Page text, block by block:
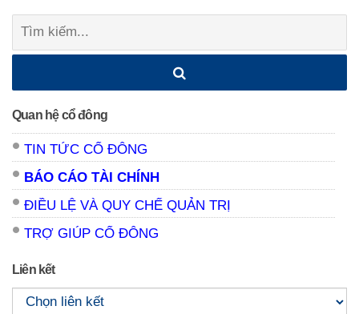
Tìm
Quan hệ cổ đông
TIN TỨC CỔ ĐÔNG
BÁO CÁO TÀI CHÍNH
ĐIỀU LỆ VÀ QUY CHẾ QUẢN TRỊ
TRỢ GIÚP CỔ ĐÔNG
Liên kết